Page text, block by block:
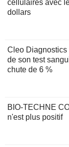
cellulaires avec
dollars
Cleo
de son test
chute de 6 %
BIO-TECHNE
n'est plus positif